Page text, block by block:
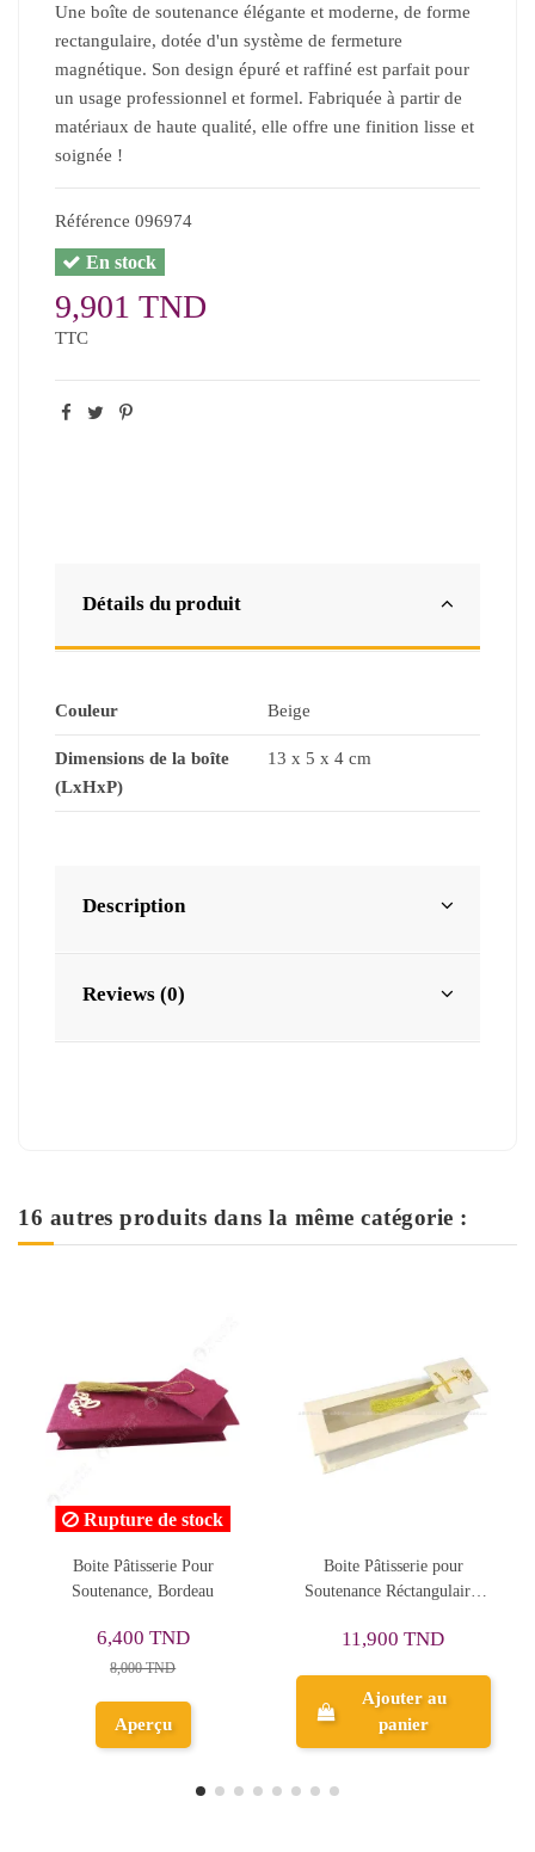
Une boîte de soutenance élégante et moderne, de forme
rectangulaire, dotée d'un système de fermeture
magnétique. Son design épuré et raffiné est parfait pour
un usage professionnel et formel. Fabriquée à partir de
matériaux de haute qualité, elle offre une finition lisse et
soignée !
Référence 096974
En stock
9,901 TND
TTC
Détails du produit
Couleur Beige
Dimensions de la boîte
(LxHxP)
13 x 5 x 4 cm
Description
Reviews (0)
16 autres produits dans la même catégorie :
Boite Pâtisserie pour
Soutenance Réctangulaire,
11,900 TND
Ajouter au
Bouteille De Jus
Soutenance
3,600 TND
Ajouter au